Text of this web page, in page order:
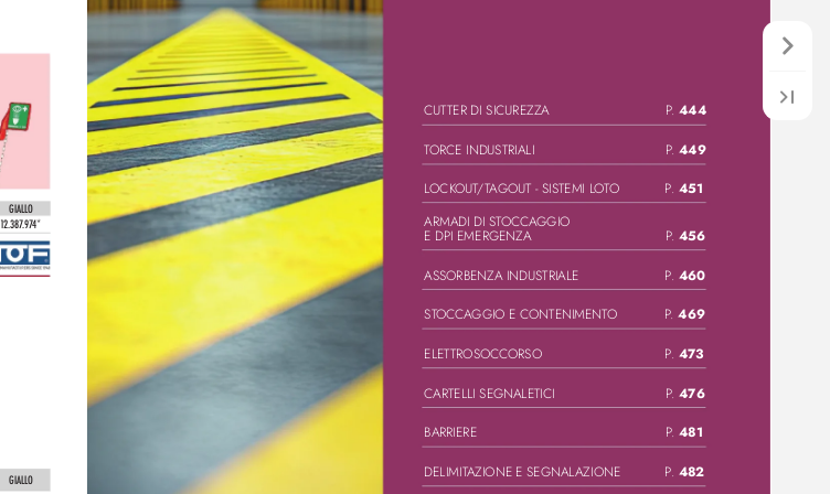
GIALLO
12.387.974*
GIALLO
CUTTER DI SICUREZZA P. 444
TORCE INDUSTRIALI P. 449
LOCKOUT/TAGOUT - SISTEMI LOTO P. 451
ARMADI DI STOCCAGGIO
E DPI EMERGENZA P. 456
ASSORBENZA INDUSTRIALE P. 460
STOCCAGGIO E CONTENIMENTO P. 469
ELETTROSOCCORSO P. 473
CARTELLI SEGNALETICI P. 476
BARRIERE P. 481
DELIMITAZIONE E SEGNAL AZIONE P. 482